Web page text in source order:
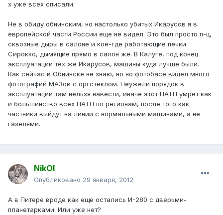
х уже всех списали.
Не в обиду обнинским, но настолько убитых Икарусов я в
европейской части России еще не видел. Это был просто п-ц,
сквозные дыры в салоне и кое-где работающие печки
Сирокко, дымящие прямо в салон же. В Калуге, под конец
эксплуатации тех же Икарусов, машины куда лучше были.
Как сейчас в Обнинске не знаю, но но фотобасе видел много
фотографий МАЗов с оргстеклом. Неужели порядок в
эксплуатации там нельзя навести, иначе этот ПАТП умрет как
и большинство всех ПАТП по регионам, после того как
частники выйдут на линии с нормальными машинами, а не
газелями.
NikOl
Опубликовано 29 января, 2012
А в Питере вроде как еще остались И-280 с дверьми-
планетарками. Или уже нет?